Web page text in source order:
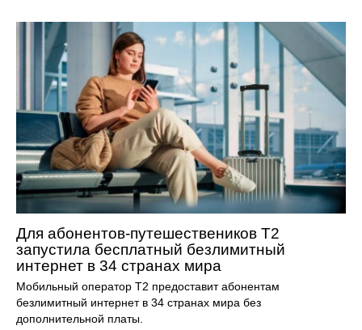
Для абонентов-путешествеников Т2
запустила бесплатный безлимитный
интернет в 34 странах мира
Мобильный оператор Т2 предоставит абонентам
безлимитный интернет в 34 странах мира без
дополнительной платы.